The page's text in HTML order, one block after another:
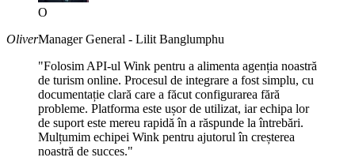
O
OliverManager General - Lilit Banglumphu
"Folosim API-ul Wink pentru a alimenta agenția noastră
de turism online. Procesul de integrare a fost simplu, cu
documentație clară care a făcut configurarea fără
probleme. Platforma este ușor de utilizat, iar echipa lor
de suport este mereu rapidă în a răspunde la întrebări.
Mulțumim echipei Wink pentru ajutorul în creșterea
noastră de succes."